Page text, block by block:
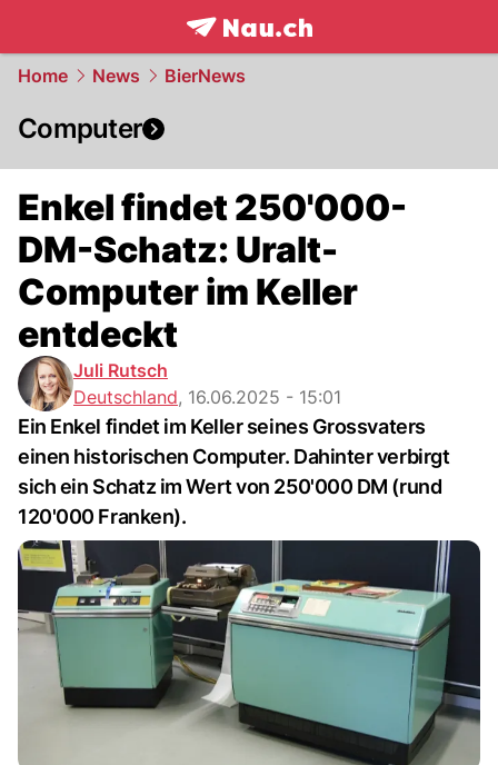
frontpage.NAU.ch
Home News BierNews
Computer
Enkel findet 250'000-
DM-Schatz: Uralt-
Computer im Keller
entdeckt
Juli Rutsch
Deutschland, 16.06.2025 - 15:01
Ein Enkel findet im Keller seines Grossvaters
einen historischen Computer. Dahinter verbirgt
sich ein Schatz im Wert von 250'000 DM (rund
120'000 Franken).